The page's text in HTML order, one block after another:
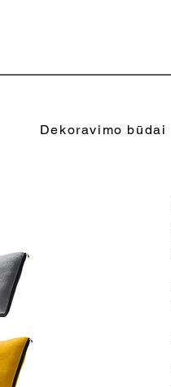
Dekoravimo būdai